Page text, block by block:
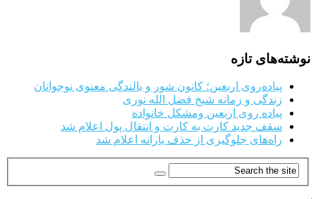
نوشته‌های تازه
پیاده‌روی اربعین؛ کانون شور و بالندگی معنوی نوجوانان
زندگی و زمانه شیخ فضل الله نوری
پیاده روی اربعین ومشکل خانواده
سقف جدید کارت به کارت و انتقال پول اعلام شد
راه‌های جلوگیری از حذف یارانه اعلام شد